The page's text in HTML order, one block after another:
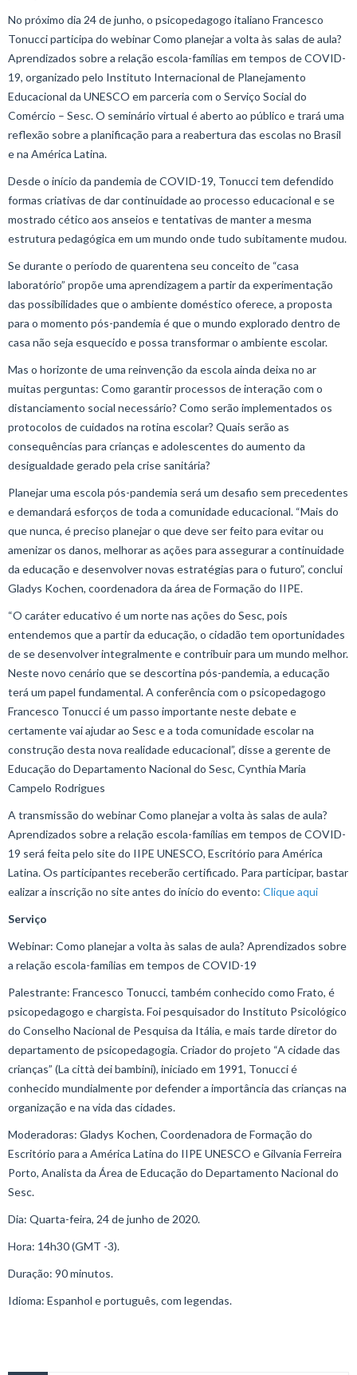
No próximo dia 24 de junho, o psicopedagogo italiano Francesco
Tonucci participa do webinar Como planejar a volta às salas de aula?
Aprendizados sobre a relação escola-famílias em tempos de COVID-
19, organizado pelo Instituto Internacional de Planejamento
Educacional da UNESCO em parceria com o Serviço Social do
Comércio – Sesc. O seminário virtual é aberto ao público e trará uma
reflexão sobre a planificação para a reabertura das escolas no Brasil
e na América Latina.
Desde o início da pandemia de COVID-19, Tonucci tem defendido
formas criativas de dar continuidade ao processo educacional e se
mostrado cético aos anseios e tentativas de manter a mesma
estrutura pedagógica em um mundo onde tudo subitamente mudou.
Se durante o período de quarentena seu conceito de “casa
laboratório” propõe uma aprendizagem a partir da experimentação
das possibilidades que o ambiente doméstico oferece, a proposta
para o momento pós-pandemia é que o mundo explorado dentro de
casa não seja esquecido e possa transformar o ambiente escolar.
Mas o horizonte de uma reinvenção da escola ainda deixa no ar
muitas perguntas: Como garantir processos de interação com o
distanciamento social necessário? Como serão implementados os
protocolos de cuidados na rotina escolar? Quais serão as
consequências para crianças e adolescentes do aumento da
desigualdade gerado pela crise sanitária?
Planejar uma escola pós-pandemia será um desafio sem precedentes
e demandará esforços de toda a comunidade educacional. “Mais do
que nunca, é preciso planejar o que deve ser feito para evitar ou
amenizar os danos, melhorar as ações para assegurar a continuidade
da educação e desenvolver novas estratégias para o futuro”, conclui
Gladys Kochen, coordenadora da área de Formação do IIPE.
“O caráter educativo é um norte nas ações do Sesc, pois
entendemos que a partir da educação, o cidadão tem oportunidades
de se desenvolver integralmente e contribuir para um mundo melhor.
Neste novo cenário que se descortina pós-pandemia, a educação
terá um papel fundamental. A conferência com o psicopedagogo
Francesco Tonucci é um passo importante neste debate e
certamente vai ajudar ao Sesc e a toda comunidade escolar na
construção desta nova realidade educacional”, disse a gerente de
Educação do Departamento Nacional do Sesc, Cynthia Maria
Campelo Rodrigues
A transmissão do webinar Como planejar a volta às salas de aula?
Aprendizados sobre a relação escola-famílias em tempos de COVID-
19 será feita pelo site do IIPE UNESCO, Escritório para América
Latina. Os participantes receberão certificado. Para participar, bastar
ealizar a inscrição no site antes do início do evento: Clique aqui
Serviço
Webinar: Como planejar a volta às salas de aula? Aprendizados sobre
a relação escola-famílias em tempos de COVID-19
Palestrante: Francesco Tonucci, também conhecido como Frato, é
psicopedagogo e chargista. Foi pesquisador do Instituto Psicológico
do Conselho Nacional de Pesquisa da Itália, e mais tarde diretor do
departamento de psicopedagogia. Criador do projeto “A cidade das
crianças” (La città dei bambini), iniciado em 1991, Tonucci é
conhecido mundialmente por defender a importância das crianças na
organização e na vida das cidades.
Moderadoras: Gladys Kochen, Coordenadora de Formação do
Escritório para a América Latina do IIPE UNESCO e Gilvania Ferreira
Porto, Analista da Área de Educação do Departamento Nacional do
Sesc.
Dia: Quarta-feira, 24 de junho de 2020.
Hora: 14h30 (GMT -3).
Duração: 90 minutos.
Idioma: Espanhol e português, com legendas.